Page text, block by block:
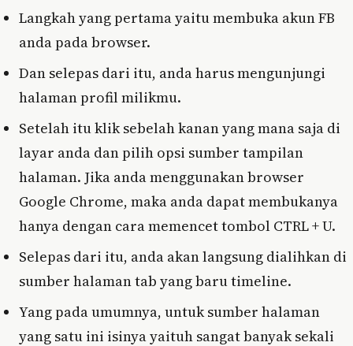
Langkah yang pertama yaitu membuka akun FB
anda pada browser.
Dan selepas dari itu, anda harus mengunjungi
halaman profil milikmu.
Setelah itu klik sebelah kanan yang mana saja di
layar anda dan pilih opsi sumber tampilan
halaman. Jika anda menggunakan browser
Google Chrome, maka anda dapat membukanya
hanya dengan cara memencet tombol CTRL + U.
Selepas dari itu, anda akan langsung dialihkan di
sumber halaman tab yang baru timeline.
Yang pada umumnya, untuk sumber halaman
yang satu ini isinya yaituh sangat banyak sekali